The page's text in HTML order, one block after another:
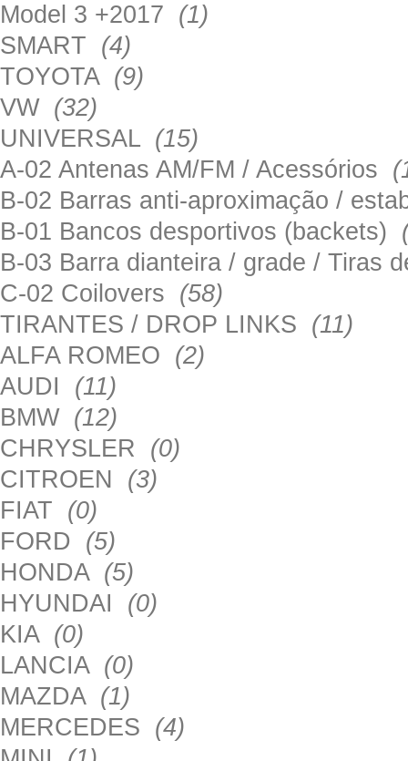
Model 3 +2017 (1)
SMART (4)
TOYOTA (9)
VW (32)
UNIVERSAL (15)
A-02 Antenas AM/FM / Acessórios
B-02 Barras anti-aproximação /
B-01 Bancos desportivos (backets)
B-03 Barra dianteira / grade / Tiras
C-02 Coilovers (58)
TIRANTES / DROP LINKS (11)
ALFA ROMEO (2)
AUDI (11)
BMW (12)
CHRYSLER (0)
CITROEN (3)
FIAT (0)
FORD (5)
HONDA (5)
HYUNDAI (0)
KIA (0)
LANCIA (0)
MAZDA (1)
MERCEDES (4)